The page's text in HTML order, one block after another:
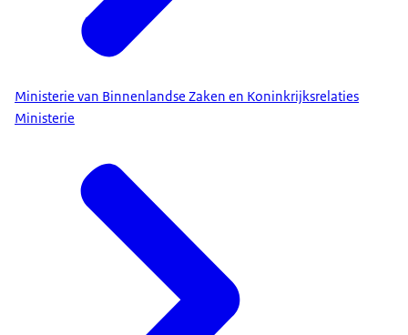
Ministerie van Binnenlandse Zaken en Koninkrijksrelaties
Ministerie